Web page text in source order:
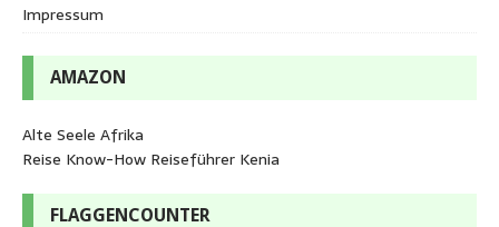
Impressum
AMAZON
Alte Seele Afrika
Reise Know-How Reiseführer Kenia
FLAGGENCOUNTER